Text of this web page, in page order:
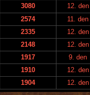
3080
12. den
2574
11. den
2335
12. den
2148
12. den
1917
9. den
1910
12. den
1904 12. den